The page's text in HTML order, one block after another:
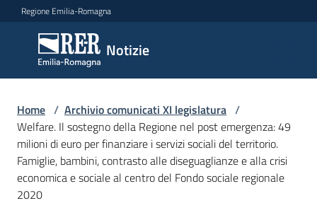
Vai al contenuto
Vai alla navigazione
Vai al footer
Regione Emilia-Romagna
Notizie
Notizie
Comunicati
stampa
Cerca
un
comunicato
Home / Archivio comunicati XI legislatura /
Welfare. Il sostegno della Regione nel post emergenza: 49
milioni di euro per finanziare i servizi sociali del territorio.
Famiglie, bambini, contrasto alle diseguaglianze e alla crisi
economica e sociale al centro del Fondo sociale regionale
2020